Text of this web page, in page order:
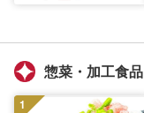
惣菜・加工食品
1